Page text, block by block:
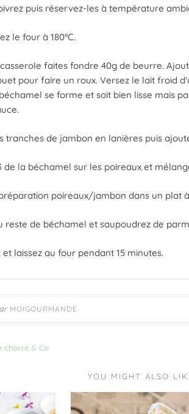
puis réservez-les à température
le four à 180°C.
faites fondre 40g de beurre.
pour faire un roux. Versez le lait froid
se forme et soit bien lisse mais
tranches de jambon en lanières puis
de la béchamel sur les poireaux et
poireaux/jambon dans un plat
reste de béchamel et saupoudrez de
et laissez au four pendant 15 minutes.
MOIGOURMANDE
chèvre & Co
YOU MIGHT ALSO